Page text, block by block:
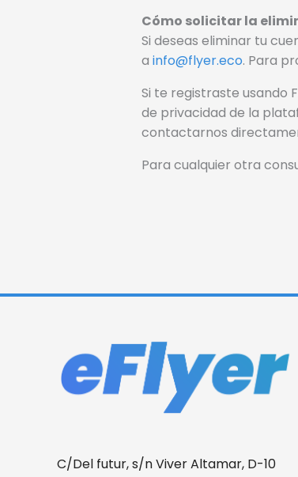
Cómo solicitar la
Si deseas eliminar tu
a info@flyer.eco. Para
Si te registraste usando
de privacidad de la
contactarnos
Para cualquier otra
C/Del futur, s/n Viver Altamar, D-10